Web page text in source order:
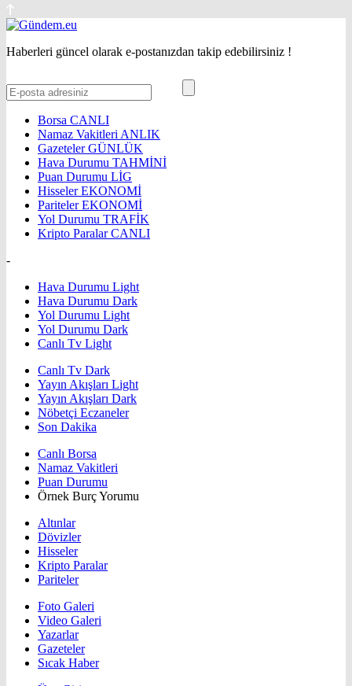
Haberleri güncel olarak e-postanızdan takip edebilirsiniz !
Borsa CANLI
Namaz Vakitleri ANLIK
GazetelerGÜNLÜK
Hava Durumu TAHMİNİ
Puan Durumu LİG
HisselerEKONOMİ
ParitelerEKONOMİ
Yol Durumu TRAFİK
Kripto ParalarCANLI
-
Hava Durumu Light
Hava Durumu Dark
Yol Durumu Light
Yol Durumu Dark
Canlı Tv Light
Canlı Tv Dark
Yayın Akışları Light
Yayın Akışları Dark
Nöbetçi Eczaneler
Son Dakika
Canlı Borsa
Namaz Vakitleri
Puan Durumu
Örnek Burç Yorumu
Altınlar
Dövizler
Hisseler
Kripto Paralar
Pariteler
Foto Galeri
Video Galeri
Yazarlar
Gazeteler
Sıcak Haber